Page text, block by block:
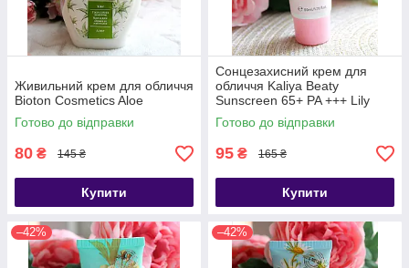
Живильний крем для обличчя
Bioton Cosmetics Aloe
Готово до відправки
80 ₴ 145 ₴
Купити
Сонцезахисний крем для
обличчя Kaliya Beaty
Sunscreen 65+ PA +++ Lily
Готово до відправки
95 ₴ 165 ₴
Купити
–42% –42%